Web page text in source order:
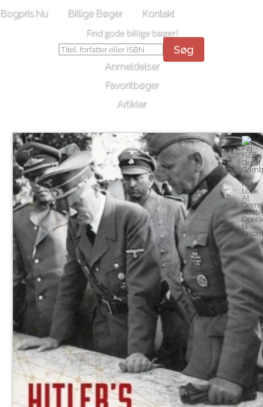
Bogpris.Nu Billige Bøger Kontakt
Find gode billige bøger!
Søg
Anmeldelser
Favoritbøger
Artikler